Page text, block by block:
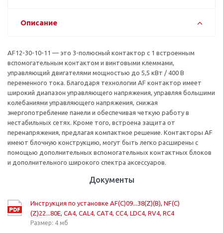
Описание
AF12-30-10-11 — это 3-полюсный контактор с 1 встроенным
вспомогательным контактом и винтовыми клеммами,
управляющий двигателями мощностью до 5,5 кВт / 400 В
переменного тока. Благодаря технологии AF контактoр имеет
широкий диапазон управляющего напряжения, управляя большими
колебаниями управляющего напряжения, снижая
энергопотребление панели и обеспечивая четкую работу в
нестабильных сетях. Кроме того, встроена защита от
перенапряжения, предлагая компактное решение. Контакторы AF
имеют блочную конструкцию, могут быть легко расширены с
помощью дополнительных вспомогательных контактных блоков
и дополнительного широкого спектра аксессуаров.
Документы
Инструкция по установке AF(C)09...38(Z)(B), NF(C)
(Z)22...80E, CA4, CAL4, CAT4, CC4, LDC4, RV4, RC4
Размер: 4 мб